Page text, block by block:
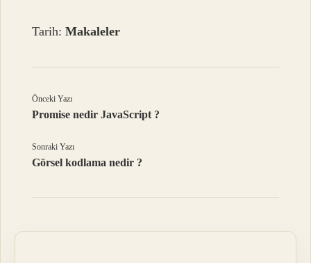
Tarih:Makaleler
Önceki Yazı
Promise nedir JavaScript ?
Sonraki Yazı
Görsel kodlama nedir ?